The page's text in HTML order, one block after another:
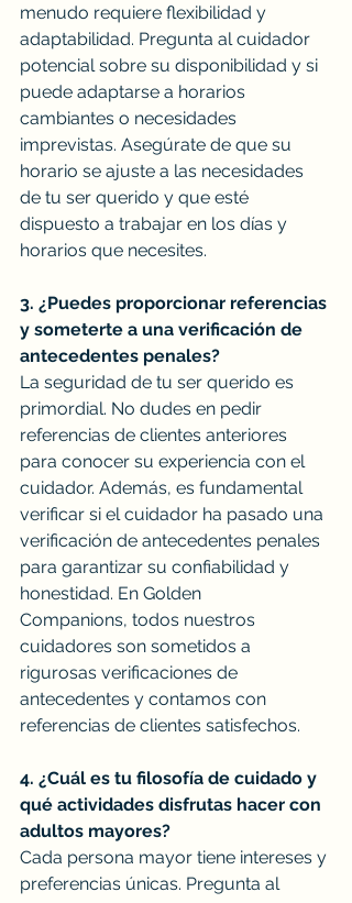
menudo requiere flexibilidad y
adaptabilidad. Pregunta al cuidador
potencial sobre su disponibilidad y si
puede adaptarse a horarios
cambiantes o necesidades
imprevistas. Asegúrate de que su
horario se ajuste a las necesidades
de tu ser querido y que esté
dispuesto a trabajar en los días y
horarios que necesites.
3. ¿Puedes proporcionar referencias
y someterte a una verificación de
antecedentes penales?
La seguridad de tu ser querido es
primordial. No dudes en pedir
referencias de clientes anteriores
para conocer su experiencia con el
cuidador. Además, es fundamental
verificar si el cuidador ha pasado una
verificación de antecedentes penales
para garantizar su confiabilidad y
honestidad. En Golden
Companions, todos nuestros
cuidadores son sometidos a
rigurosas verificaciones de
antecedentes y contamos con
referencias de clientes satisfechos.
4. ¿Cuál es tu filosofía de cuidado y
qué actividades disfrutas hacer con
adultos mayores?
Cada persona mayor tiene intereses y
preferencias únicas. Pregunta al